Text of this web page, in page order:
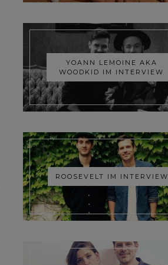
YOANN LEMOINE AKA
WOODKID IM INTERVIEW
ROOSEVELT IM INTERVIEW